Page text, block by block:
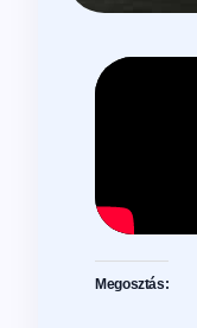
Megosztás: